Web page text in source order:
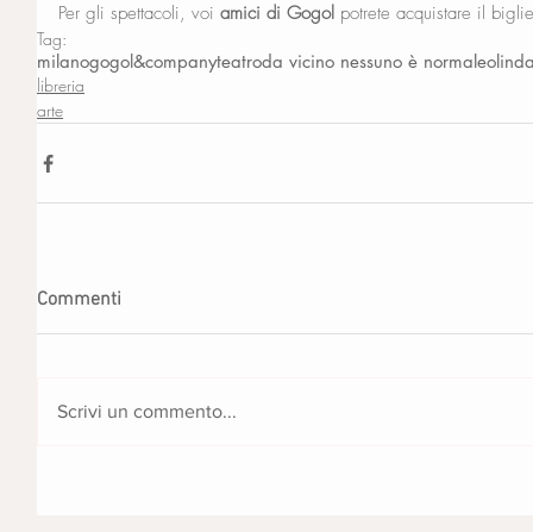
Per gli spettacoli, voi amici di Gogol potrete acquistare il
Tag:
milanogogol&companyteatroda vicino nessuno è normale
libreria
arte
Commenti
Scrivi un commento...